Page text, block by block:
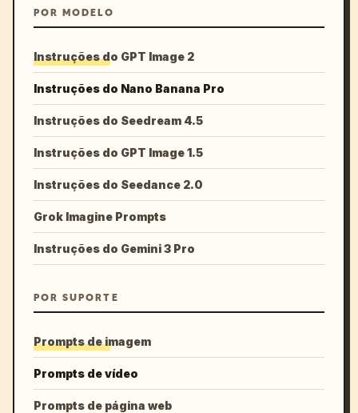
POR MODELO
Instruções do GPT Image 2
Instruções do Nano Banana Pro
Instruções do Seedream 4.5
Instruções do GPT Image 1.5
Instruções do Seedance 2.0
Grok Imagine Prompts
Instruções do Gemini 3 Pro
POR SUPORTE
Prompts de imagem
Prompts de vídeo
Prompts de página web